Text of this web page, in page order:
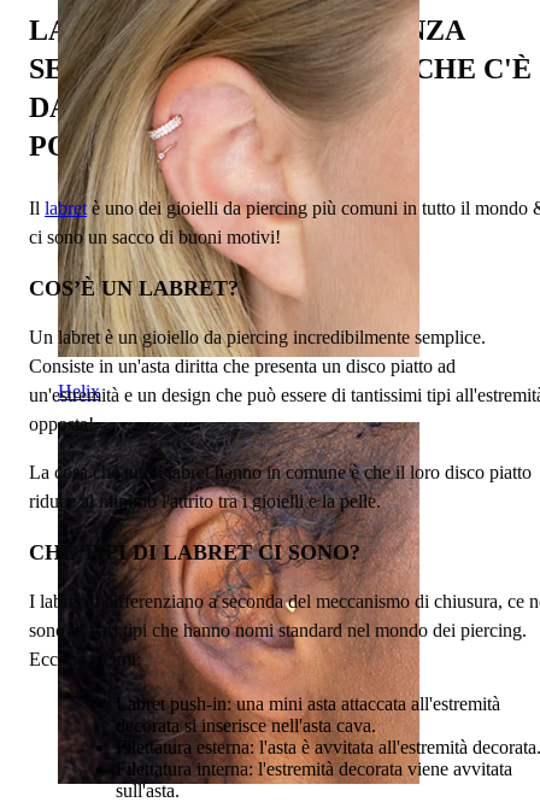
Helix
LABRET PER PIERCING SENZA
SEGRETI: TUTTO QUELLO CHE C'È
DA SAPERE SU STILE,
POSIZIONAMENTO E CURA
Il labret è uno dei gioielli da piercing più comuni in tutto il mondo
ci sono un sacco di buoni motivi!
COS’È UN LABRET?
Un labret è un gioiello da piercing incredibilmente semplice.
Consiste in un'asta diritta che presenta un disco piatto ad
un'estremità e un design che può essere di tantissimi tipi
opposta!
La cosa che tutti i labret hanno in comune è che il loro disco piatto
riduce al minimo l'attrito tra i gioielli e la pelle.
CHE TIPI DI LABRET CI SONO?
I labret si differenziano a seconda del meccanismo di chiusura, ce
sono di vari tipi che hanno nomi standard nel mondo dei piercing.
Eccone alcuni:
Labret push-in: una mini asta attaccata all'estremità
decorata si inserisce nell'asta cava.
Filettatura esterna: l'asta è avvitata all'estremità decorata.
Filettatura interna: l'estremità decorata viene avvitata
sull'asta.